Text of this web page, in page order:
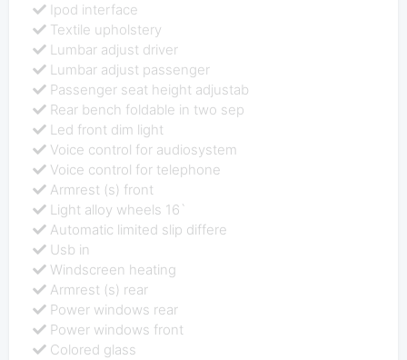
Ipod interface
Textile upholstery
Lumbar adjust driver
Lumbar adjust passenger
Passenger seat height adjustab
Rear bench foldable in two sep
Led front dim light
Voice control for audiosystem
Voice control for telephone
Armrest (s) front
Light alloy wheels 16`
Automatic limited slip differe
Usb in
Windscreen heating
Armrest (s) rear
Power windows rear
Power windows front
Colored glass